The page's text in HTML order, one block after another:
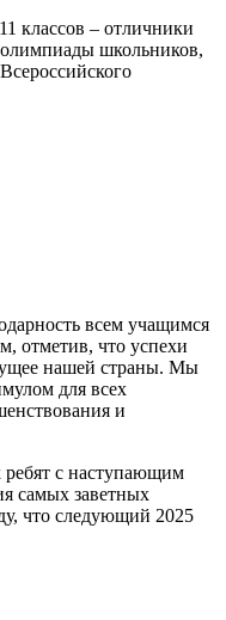
классов – отличники
школьников,
всем учащимся
отметив, что успехи
нашей страны. Мы
для всех
и
с наступающим
самых заветных
что следующий 2025